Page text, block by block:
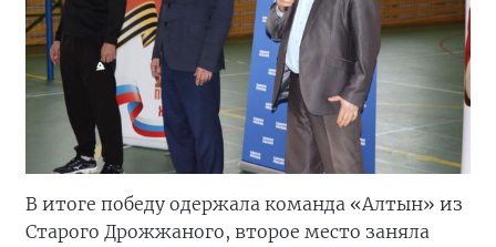
В итоге победу одержала команда «Алтын» из
Старого Дрожжаного, второе место заняла